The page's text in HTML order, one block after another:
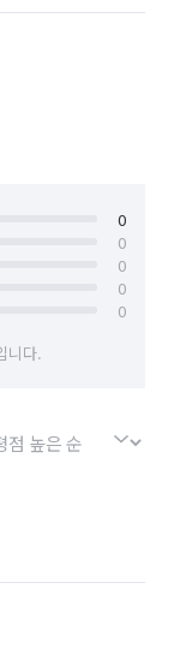
0
0
0
0
0
니다.